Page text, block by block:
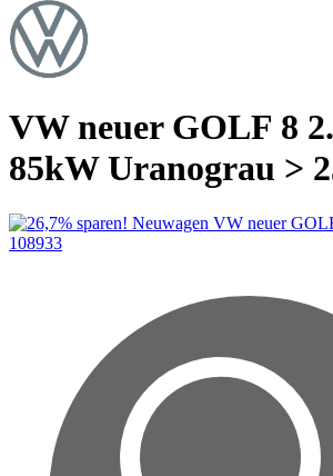
VW neuer GOLF 8
85kW Uranograu >